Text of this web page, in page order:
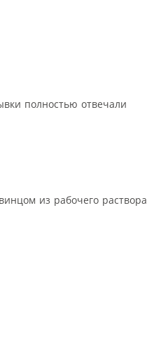
полностью отвечали
из рабочего раствора